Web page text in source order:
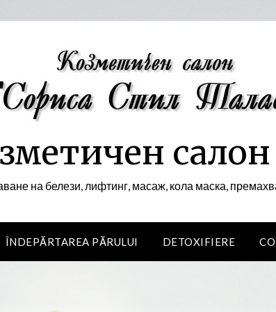
салон
на белези, лифтинг, масаж, кола маска,
ÎNDEPĂRTAREA PĂRULUI DETOXIFIERE